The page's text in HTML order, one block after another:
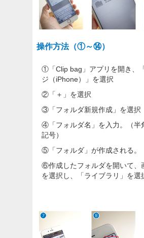
操作方法（①～⑭）
①「Clip bag」アプリを開き、
ジ（iPhone）」を選択
②「＋」を選択
③「フォルダ新規作成」を選択
④「フォルダ名」を入力。（半
記号）
⑤「フォルダ」が作成される。
⑥作成したフォルダを開いて、
を選択し、「ライブラリ」を選